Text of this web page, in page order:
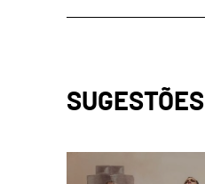
SUGESTÕES
page